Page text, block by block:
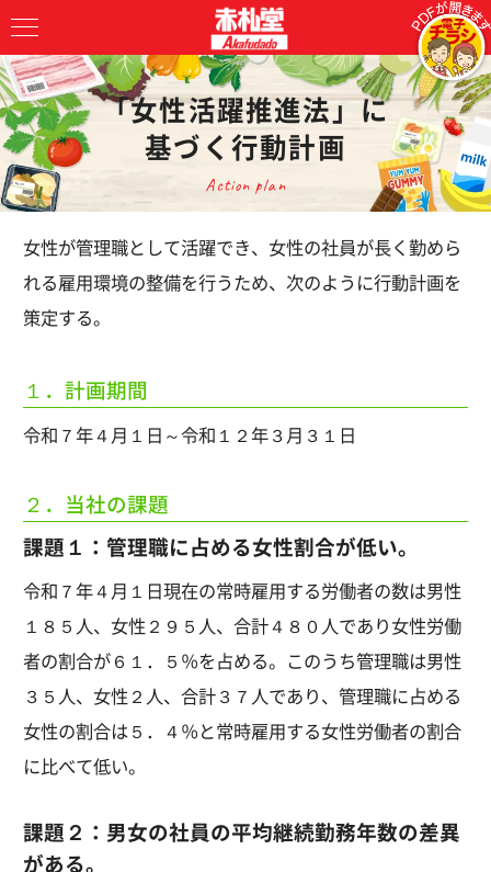
「女性活躍推進法」に
基づく行動計画
Action plan
女性が管理職として活躍でき、女性の社員が長く勤めら
れる雇用環境の整備を行うため、次のように行動計画を
策定する。
１．計画期間
令和７年４月１日～令和１２年３月３１日
２．当社の課題
課題１：管理職に占める女性割合が低い。
令和７年４月１日現在の常時雇用する労働者の数は男性
１８５人、女性２９５人、合計４８０人であり女性労働
者の割合が６１．５％を占める。このうち管理職は男性
３５人、女性２人、合計３７人であり、管理職に占める
女性の割合は５．４％と常時雇用する女性労働者の割合
に比べて低い。
課題２：男女の社員の平均継続勤務年数の差異
がある。